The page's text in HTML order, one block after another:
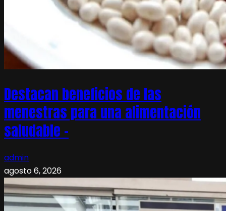
Destacan beneficios de las
menestras para una alimentación
saludable –
admin
agosto 6, 2026